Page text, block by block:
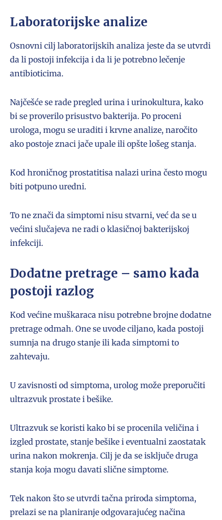
Laboratorijske analize
Osnovni cilj laboratorijskih analiza jeste da se utvrdi
da li postoji infekcija i da li je potrebno lečenje
antibioticima.
Najčešće se rade pregled urina i urinokultura, kako
bi se proverilo prisustvo bakterija. Po proceni
urologa, mogu se uraditi i krvne analize, naročito
ako postoje znaci jače upale ili opšte lošeg stanja.
Kod hroničnog prostatitisa nalazi urina često mogu
biti potpuno uredni.
To ne znači da simptomi nisu stvarni, već da se u
većini slučajeva ne radi o klasičnoj bakterijskoj
infekciji.
Dodatne pretrage – samo kada
postoji razlog
Kod većine muškaraca nisu potrebne brojne dodatne
pretrage odmah. One se uvode ciljano, kada postoji
sumnja na drugo stanje ili kada simptomi to
zahtevaju.
U zavisnosti od simptoma, urolog može preporučiti
ultrazvuk prostate i bešike.
Ultrazvuk se koristi kako bi se procenila veličina i
izgled prostate, stanje bešike i eventualni zaostatak
urina nakon mokrenja. Cilj je da se isključe druga
stanja koja mogu davati slične simptome.
Tek nakon što se utvrdi tačna priroda simptoma,
prelazi se na planiranje odgovarajućeg načina